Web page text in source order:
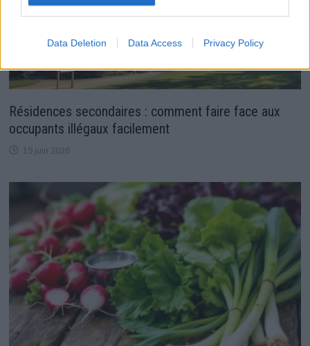
Data Deletion Data Access Privacy Policy
Résidences secondaires : comment faire face aux
occupants illégaux facilement
19 juin 2026